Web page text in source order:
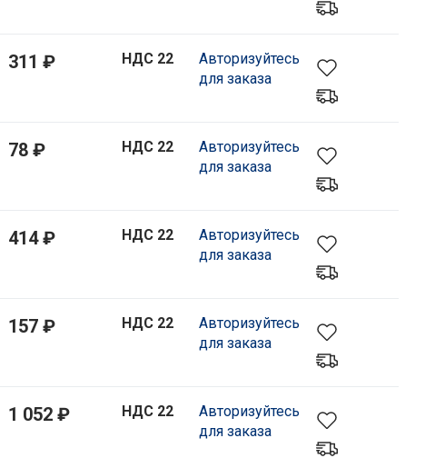
311 ₽ НДС 22
Авторизуйтесь
для заказа
78 ₽ НДС 22
Авторизуйтесь
для заказа
414 ₽ НДС 22
Авторизуйтесь
для заказа
157 ₽ НДС 22
Авторизуйтесь
для заказа
1 052 ₽ НДС 22
Авторизуйтесь
для заказа